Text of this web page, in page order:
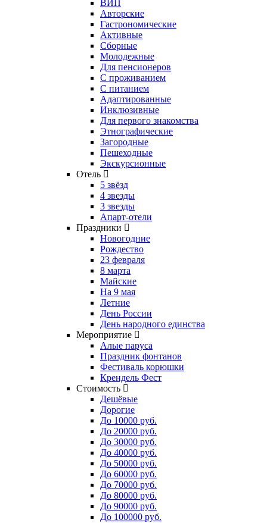
ВИП
Авторские
Гастрономические
Активные
Сборные
Молодежные
Для пенсионеров
С проживанием
С питанием
Адаптированные
Инклюзивные
Для первого знакомства
Этнографические
Загородные
Пешеходные
Экскурсионные
Отель
5 звёзд
4 звезды
3 звезды
Апарт-отели
Праздники
Новогодние
Рождество
23 февраля
8 марта
Майские
На 9 мая
Летние
День России
День народного единства
Мероприятие
Алые паруса
Праздник фонтанов
Фестиваль корюшки
Крендель Фест
Стоимость
Дешёвые
Дорогие
До 10000 руб.
До 20000 руб.
До 30000 руб.
До 40000 руб.
До 50000 руб.
До 60000 руб.
До 70000 руб.
До 80000 руб.
До 90000 руб.
До 100000 руб.